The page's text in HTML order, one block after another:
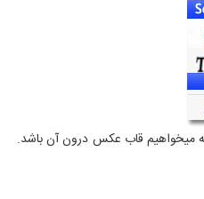
میخواهیم قاب عکس درون آن باشد.